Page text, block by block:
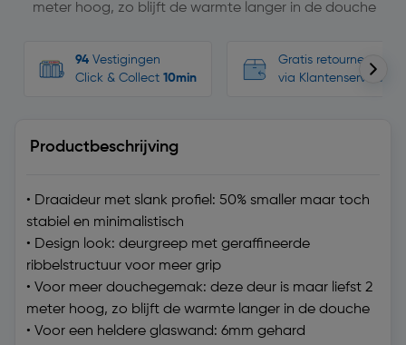
meter hoog, zo blijft de warmte langer in de douche
94 Vestigingen
Click & Collect 10min
Gratis retourneren,
via Klantenservice
Productbeschrijving
• Draaideur met slank profiel: 50% smaller maar toch
stabiel en minimalistisch
• Design look: deurgreep met geraffineerde
ribbelstructuur voor meer grip
• Voor meer douchegemak: deze deur is maar liefst 2
meter hoog, zo blijft de warmte langer in de douche
• Voor een heldere glaswand: 6mm gehard